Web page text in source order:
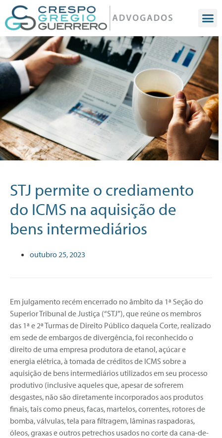
STJ permite o crediamento
do ICMS na aquisição de
bens intermediários
outubro 25, 2023
Em julgamento recém encerrado no âmbito da 1ª Seção do
Superior Tribunal de Justiça (“STJ”), que reúne os membros
das 1ª e 2ª Turmas de Direito Público daquela Corte, realizado
em sede de embargos de divergência, foi reconhecido o
direito de uma empresa produtora de etanol, açúcar e
energia elétrica, à tomada de créditos de ICMS sobre a
aquisição de bens intermediários utilizados em seu processo
produtivo (inclusive aqueles que, apesar de sofrerem
desgastes, não são diretamente incorporados aos produtos
finais, tais como pneus, facas, martelos, correntes, rotores de
bomba, válvulas, tela para filtragem, lâminas raspadoras,
óleos, graxas e outros petrechos usados no corte da cana-de-